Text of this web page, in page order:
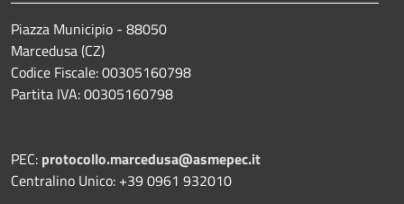
Piazza Municipio - 88050
Marcedusa (CZ)
Codice Fiscale: 00305160798
Partita IVA: 00305160798
PEC: protocollo.marcedusa@asmepec.it
Centralino Unico: +39 0961 932010